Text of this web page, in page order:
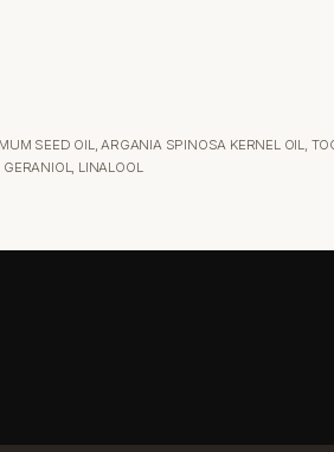
SEED OIL, ARGANIA SPINOSA KERNEL OIL,
LINALOOL